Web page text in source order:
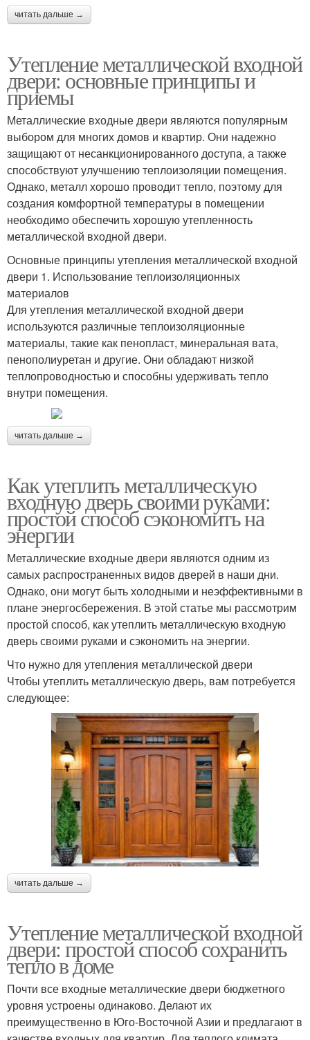
читать дальше →
Утепление металлической входной
двери: основные принципы и
приемы
Металлические входные двери являются популярным
выбором для многих домов и квартир. Они надежно
защищают от несанкционированного доступа, а также
способствуют улучшению теплоизоляции помещения.
Однако, металл хорошо проводит тепло, поэтому для
создания комфортной температуры в помещении
необходимо обеспечить хорошую утепленность
металлической входной двери.
Основные принципы утепления металлической входной
двери 1. Использование теплоизоляционных
материалов
Для утепления металлической входной двери
используются различные теплоизоляционные
материалы, такие как пенопласт, минеральная вата,
пенополиуретан и другие. Они обладают низкой
теплопроводностью и способны удерживать тепло
внутри помещения.
читать дальше →
Как утеплить металлическую
входную дверь своими руками:
простой способ сэкономить на
энергии
Металлические входные двери являются одним из
самых распространенных видов дверей в наши дни.
Однако, они могут быть холодными и неэффективными в
плане энергосбережения. В этой статье мы рассмотрим
простой способ, как утеплить металлическую входную
дверь своими руками и сэкономить на энергии.
Что нужно для утепления металлической двери
Чтобы утеплить металлическую дверь, вам потребуется
следующее:
читать дальше →
Утепление металлической входной
двери: простой способ сохранить
тепло в доме
Почти все входные металлические двери бюджетного
уровня устроены одинаково. Делают их
преимущественно в Юго-Восточной Азии и предлагают в